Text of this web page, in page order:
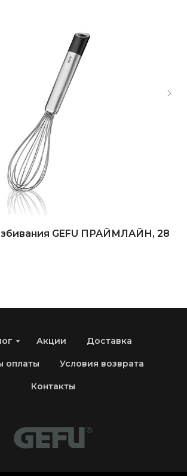
GEFU ПРАЙМЛАЙН, 28
Акции Доставка
оплаты Условия возврата
Контакты